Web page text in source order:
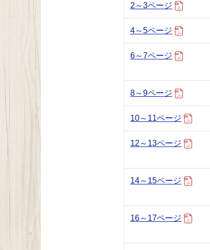
2～3ページ
4～5ページ
6～7ページ
8～9ページ
10～11ページ
12～13ページ
14～15ページ
16～17ページ